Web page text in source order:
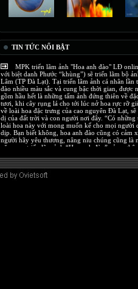
TIN TỨC NỔI BẬT
MPK triển lãm ảnh "Hoa anh đào" LĐ
với biệt danh Phước “khùng”) sẽ triển lãm bộ
Lâm (TP Đà Lạt). Tại triển lãm ảnh cá nhân
đào nhiều màu sắc và cung bậc thời gian, được
gồm hầu hết là những tấm ảnh đứng thiên về
tươi, khi cây rụng lá cho tới lúc nở hoa rực rỡ
về loài hoa đặc trưng của cao nguyên Đà Lạt,
dị của đất trời và con người nơi đây. “Có
loài hoa này với mong muốn kể cho mọi người
dịp. Bạn biết không, hoa anh đào cũng có
người hãy yêu thương, nâng niu chúng cũng là
năm nay triển lãm ảnh “Hoa anh đào” của
Một “khùng”, một “điên”, một Đà Lạt
MPK "định cư" trên mạng